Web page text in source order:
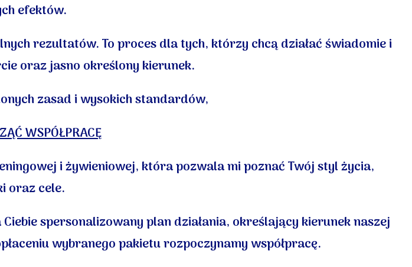
efektów.
rezultatów. To proces dla tych, którzy chcą działać świadomie i
oraz jasno określony kierunek.
zasad i wysokich standardów,
WSPÓŁPRACĘ
i żywieniowej, która pozwala mi poznać Twój styl życia,
oraz cele.
spersonalizowany plan działania, określający kierunek naszej
wybranego pakietu rozpoczynamy współpracę.